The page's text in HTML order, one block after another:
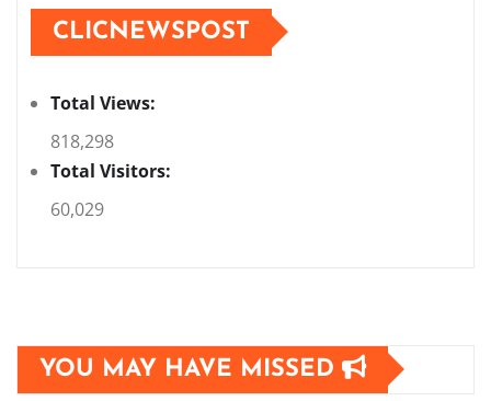
CLICNEWSPOST
Total Views:
818,298
Total Visitors:
60,029
YOU MAY HAVE MISSED